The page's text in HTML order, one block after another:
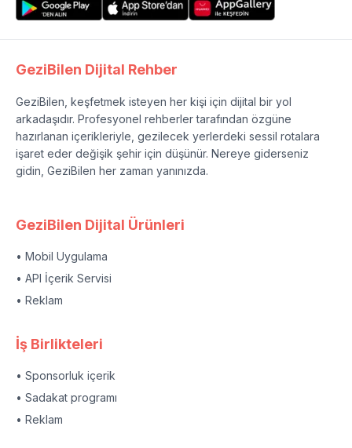
GeziBilen Dijital Rehber
GeziBilen, keşfetmek isteyen her kişi için dijital bir yol
arkadaşıdır. Profesyonel rehberler tarafından özgüne
hazırlanan içerikleriyle, gezilecek yerlerdeki sessil rotalara
işaret eder değişik şehir için düşünür. Nereye giderseniz
gidin, GeziBilen her zaman yanınızda.
GeziBilen Dijital Ürünleri
• Mobil Uygulama
• API İçerik Servisi
• Reklam
İş Birlikteleri
• Sponsorluk içerik
• Sadakat programı
• Reklam